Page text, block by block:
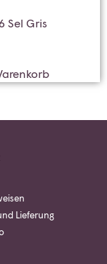
Sel Gris
Lieferung